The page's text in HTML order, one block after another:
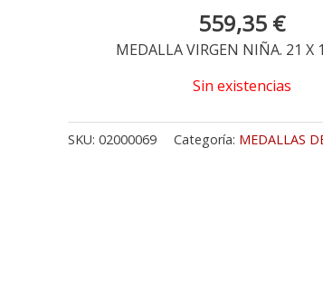
559,35 €
MEDALLA VIRGEN NIÑA. 21 X
Sin existencias
SKU: 02000069 Categoría: MEDALLAS